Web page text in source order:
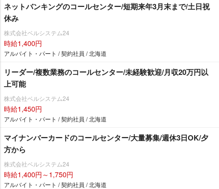
ネットバンキングのコールセンター/短期来年3月末まで/土日祝
休み
株式会社ベルシステム24
時給1,400円
アルバイト・パート / 契約社員 / 北海道
リーダー/複数業務のコールセンター/未経験歓迎/月収20万円以
上可能
株式会社ベルシステム24
時給1,450円
アルバイト・パート / 契約社員 / 北海道
マイナンバーカードのコールセンター/大量募集/週休3日OK/夕
方から
株式会社ベルシステム24
時給1,400円～1,750円
アルバイト・パート / 契約社員 / 北海道